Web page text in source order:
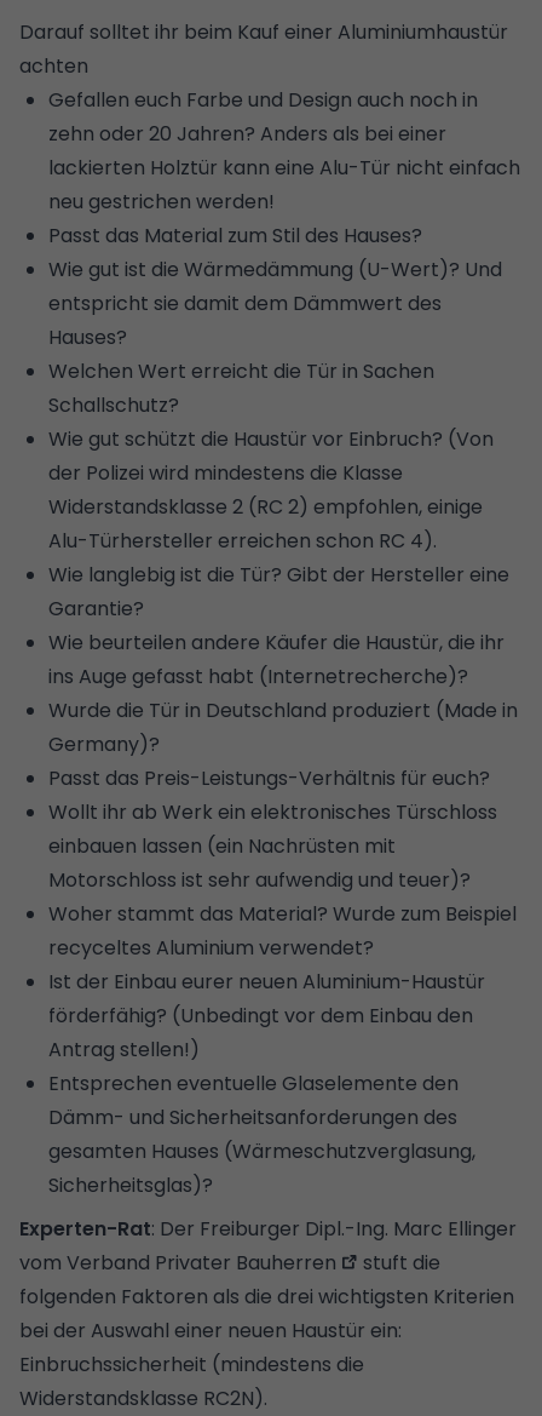
Darauf solltet ihr beim Kauf einer Aluminiumhaustür
achten
Gefallen euch Farbe und Design auch noch in
zehn oder 20 Jahren? Anders als bei einer
lackierten Holztür kann eine Alu-Tür nicht einfach
neu gestrichen werden!
Passt das Material zum Stil des Hauses?
Wie gut ist die Wärmedämmung (U-Wert)? Und
entspricht sie damit dem Dämmwert des
Hauses?
Welchen Wert erreicht die Tür in Sachen
Schallschutz?
Wie gut schützt die Haustür vor Einbruch? (Von
der Polizei wird mindestens die Klasse
Widerstandsklasse 2 (RC 2) empfohlen, einige
Alu-Türhersteller erreichen schon RC 4).
Wie langlebig ist die Tür? Gibt der Hersteller eine
Garantie?
Wie beurteilen andere Käufer die Haustür, die ihr
ins Auge gefasst habt (Internetrecherche)?
Wurde die Tür in Deutschland produziert (Made in
Germany)?
Passt das Preis-Leistungs-Verhältnis für euch?
Wollt ihr ab Werk ein elektronisches Türschloss
einbauen lassen (ein Nachrüsten mit
Motorschloss ist sehr aufwendig und teuer)?
Woher stammt das Material? Wurde zum Beispiel
recyceltes Aluminium verwendet?
Ist der Einbau eurer neuen Aluminium-Haustür
förderfähig? (Unbedingt vor dem Einbau den
Antrag stellen!)
Entsprechen eventuelle Glaselemente den
Dämm- und Sicherheitsanforderungen des
gesamten Hauses (Wärmeschutzverglasung,
Sicherheitsglas)?
Experten-Rat: Der Freiburger Dipl.-Ing. Marc Ellinger
vom Verband Privater Bauherren
stuft die
folgenden Faktoren als die drei wichtigsten Kriterien
bei der Auswahl einer neuen Haustür ein:
Einbruchssicherheit (mindestens die
Widerstandsklasse RC2N).